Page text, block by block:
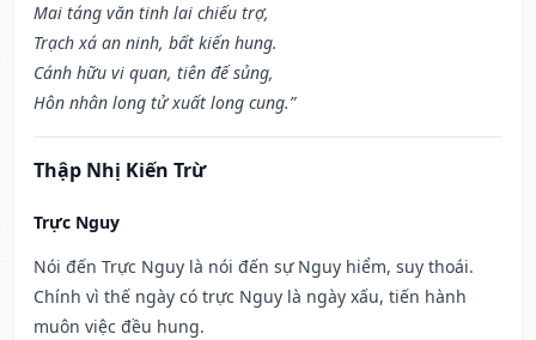
Mai táng văn tinh lai chiếu trợ,
Trạch xá an ninh, bất kiến hung.
Cánh hữu vi quan, tiên đế sủng,
Hôn nhân long tử xuất long cung.”
Thập Nhị Kiến Trừ
Trực Nguy
Nói đến Trực Nguy là nói đến sự Nguy hiểm, suy thoái.
Chính vì thế ngày có trực Nguy là ngày xấu, tiến hành
muôn việc đều hung.